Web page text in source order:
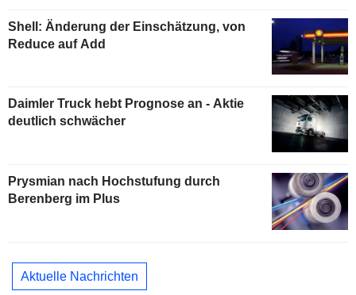
Shell: Änderung der Einschätzung, von
Reduce auf Add
Daimler Truck hebt Prognose an - Aktie
deutlich schwächer
Prysmian nach Hochstufung durch
Berenberg im Plus
Aktuelle Nachrichten